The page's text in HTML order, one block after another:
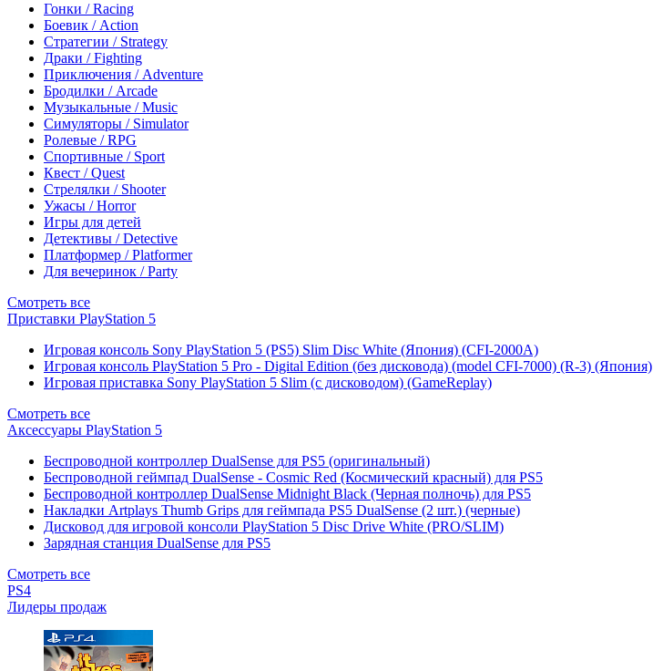
Гонки / Racing
Боевик / Action
Стратегии / Strategy
Драки / Fighting
Приключения / Adventure
Бродилки / Arcade
Музыкальные / Music
Симуляторы / Simulator
Ролевые / RPG
Спортивные / Sport
Квест / Quest
Стрелялки / Shooter
Ужасы / Horror
Игры для детей
Детективы / Detective
Платформер / Platformer
Для вечеринок / Party
Смотреть все
Приставки PlayStation 5
Игровая консоль Sony PlayStation 5 (PS5) Slim Disc White (Япония) (CFI-2000A)
Игровая консоль PlayStation 5 Pro - Digital Edition (без дисковода) (model CFI-7000) (R-3) (Япония)
Игровая приставка Sony PlayStation 5 Slim (с дисководом) (GameReplay)
Смотреть все
Аксессуары PlayStation 5
Беспроводной контроллер DualSense для PS5 (оригинальный)
Беспроводной геймпад DualSense - Cosmic Red (Космический красный) для PS5
Беспроводной контроллер DualSense Midnight Black (Черная полночь) для PS5
Накладки Artplays Thumb Grips для геймпада PS5 DualSense (2 шт.) (черные)
Дисковод для игровой консоли PlayStation 5 Disc Drive White (PRO/SLIM)
Зарядная станция DualSense для PS5
Смотреть все
PS4
Лидеры продаж